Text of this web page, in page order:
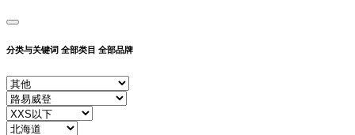
分类与关键词 全部类目 全部品牌